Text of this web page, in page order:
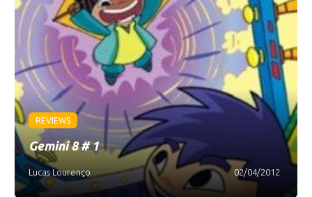
REVIEWS
Gemini 8 # 1
Lucas Lourenço 02/04/2012